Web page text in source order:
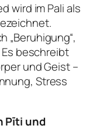
wird im Pali als
„Beruhigung“,
Es beschreibt
und Geist –
Stress
Pīti und